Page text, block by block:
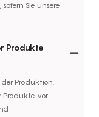
Sie unsere
Produkte
Produktion.
Produkte vor